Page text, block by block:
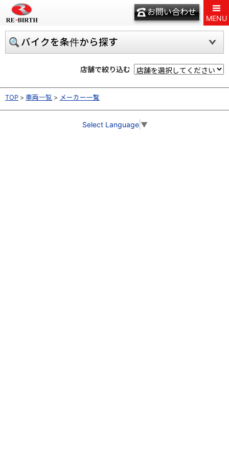
お問い合わせ
MENU
バイクを条件から探す
店舗で絞り込む
TOP 車両一覧 メーカー一覧
Select Language ▼